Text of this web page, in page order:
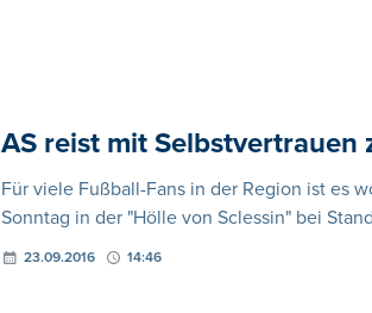
AS reist mit Selbstvertrauen
Für viele Fußball-Fans in der Region ist es
Sonntag in der "Hölle von Sclessin" bei
23.09.2016 14:46